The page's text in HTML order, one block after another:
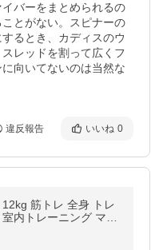
バーをまとめられるの
とがない。スピナーの
るとき、カディスのウ
レッドを割って広くフ
向いてないのは当然な
違反報告 いいね 0
筋トレ 全身 トレ
内トレーニング マッ
GENIUS MG-CK1